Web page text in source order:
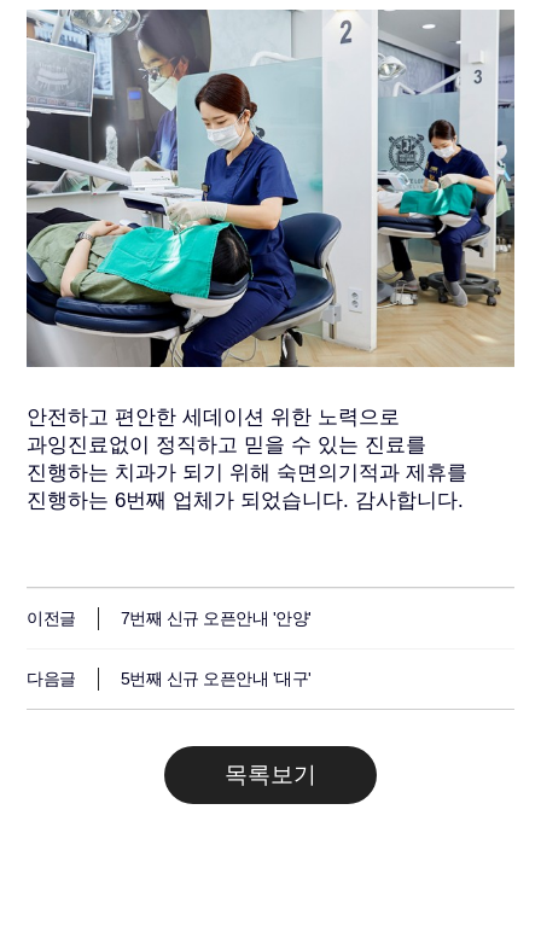
안전하고 편안한 세데이션 위한 노력으로
과잉진료없이 정직하고 믿을 수 있는 진료를
진행하는 치과가 되기 위해 숙면의기적과 제휴를
진행하는 6번째 업체가 되었습니다. 감사합니다.
이전글 7번째 신규 오픈안내 '안양'
다음글 5번째 신규 오픈안내 '대구'
목록보기